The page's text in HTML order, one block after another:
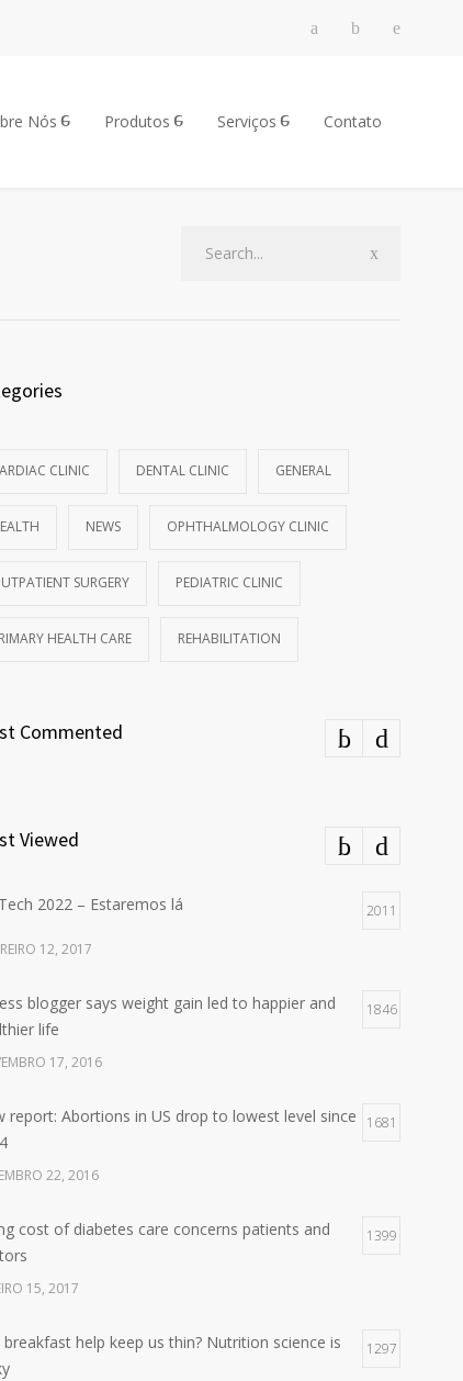
Nós Produtos Serviços Contato
CLINIC DENTAL CLINIC GENERAL
NEWS OPHTHALMOLOGY CLINIC
SURGERY PEDIATRIC CLINIC
HEALTH CARE REHABILITATION
Commented
Viewed
2022 – Estaremos lá 2011
12, 2017
blogger says weight gain led to happier and
life
1846
17, 2016
report: Abortions in US drop to lowest level since
1681
22, 2016
cost of diabetes care concerns patients and
1399
15, 2017
breakfast help keep us thin? Nutrition science is
1297